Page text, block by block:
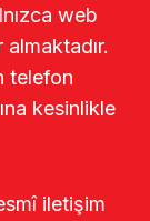
web
telefon
kesinlikle
iletişim